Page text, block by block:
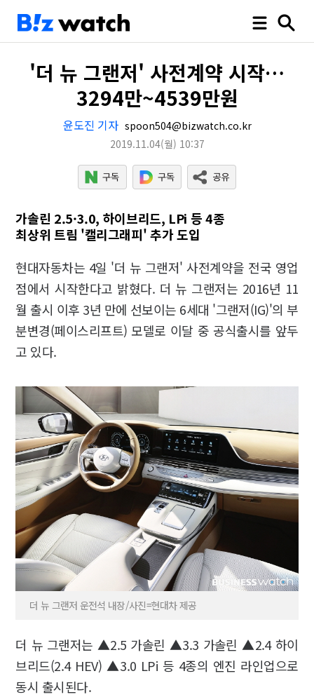
'더 뉴 그랜저' 사전계약 시작…
3294만~4539만원
윤도진 기자 spoon504@bizwatch.co.kr
2019.11.04(월) 10:37
가솔린 2.5·3.0, 하이브리드, LPi 등 4종
최상위 트림 '캘리그래피' 추가 도입
현대자동차는 4일 '더 뉴 그랜저' 사전계약을 전국 영업
점에서 시작한다고 밝혔다. 더 뉴 그랜저는 2016년 11
월 출시 이후 3년 만에 선보이는 6세대 '그랜저(IG)'의 부
분변경(페이스리프트) 모델로 이달 중 공식출시를 앞두
고 있다.
더 뉴 그랜저 운전석 내장/사진=현대차 제공
더 뉴 그랜저는 ▲2.5 가솔린 ▲3.3 가솔린 ▲2.4 하이
브리드(2.4 HEV) ▲3.0 LPi 등 4종의 엔진 라인업으로
동시 출시된다.